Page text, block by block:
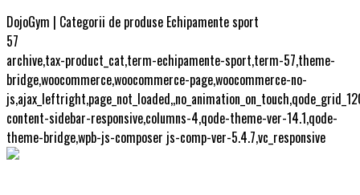
DojoGym | Categorii de produse Echipamente sport
57
archive,tax-product_cat,term-echipamente-sport,term-57,theme-
bridge,woocommerce,woocommerce-page,woocommerce-no-
content-sidebar-responsive,columns-4,qode-theme-ver-14.1,qode-
theme-bridge,wpb-js-composer js-comp-ver-5.4.7,vc_responsive